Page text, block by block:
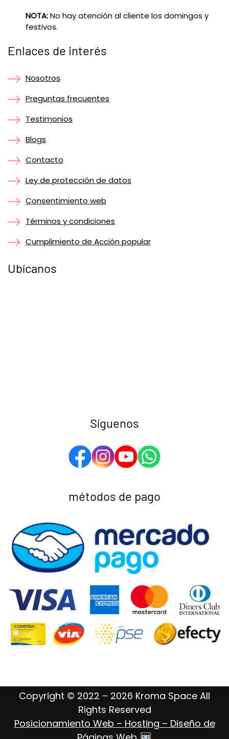
NOTA:No hay atención al cliente los domingos y
festivos.
Enlaces de interés
Nosotros
Preguntas frecuentes
Testimonios
Blogs
Contacto
Ley de protección de datos
Consentimiento web
Términos y condiciones
Cumplimiento de Acción popular
Ubícanos
Síguenos
métodos de pago
Copyright © 2022 – 2026 Kroma Space All
Rights Reserved
Posicionamiento Web – Hosting – Diseño de